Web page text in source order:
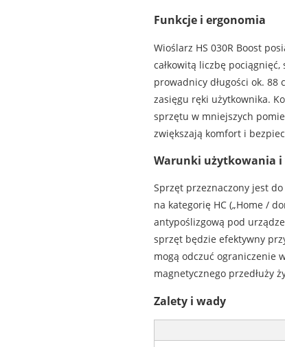
Funkcje i ergonomia
Wioślarz HS 030R Boost
całkowitą liczbę
prowadnicy długości ok.
zasięgu ręki użytkownika.
sprzętu w mniejszych
zwiększają komfort i
Warunki użytkowania i
Sprzęt przeznaczony jest
na kategorię HC („Home /
antypoślizgową pod
sprzęt będzie efektywny
mogą odczuć ograniczenie
magnetycznego przedłuży
Zalety i wady